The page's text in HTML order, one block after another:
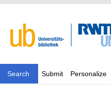
Search Submit Personalize